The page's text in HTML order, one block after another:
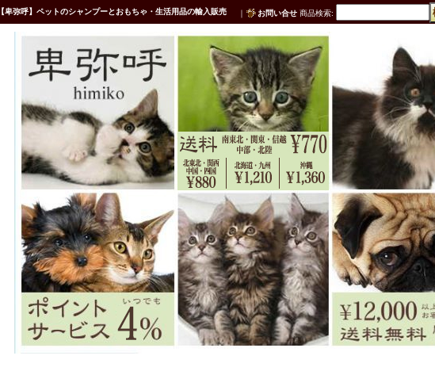
【卑弥呼】ペットのシャンプーとおもちゃ・生活用品の輸入販売 ｜ お問い合せ 商品検索: